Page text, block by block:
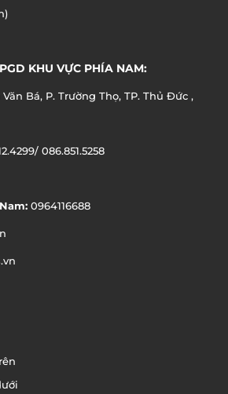
KHU VỰC PHÍA NAM:
Bá, P. Trường Thọ, TP. Thủ Đức ,
086.851.5258
0964116688